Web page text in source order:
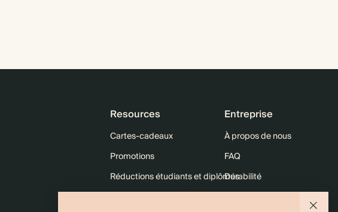
Resources
Cartes-cadeaux
Promotions
Réductions étudiants et diplômés
Entreprise
À propos de nous
FAQ
Durabilité